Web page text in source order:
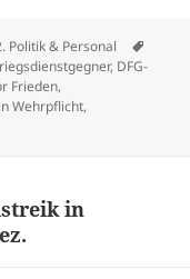
Politik & Personal
, DFG-
Frieden,
Wehrpflicht,
in